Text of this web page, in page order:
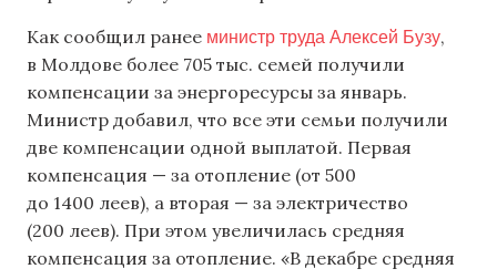
Как сообщил ранее министр труда Алексей Бузу,
в Молдове более 705 тыс. семей получили
компенсации за энергоресурсы за январь.
Министр добавил, что все эти семьи получили
две компенсации одной выплатой. Первая
компенсация — за отопление (от 500
до 1400 леев), а вторая — за электричество
(200 леев). При этом увеличилась средняя
компенсация за отопление. «В декабре средняя